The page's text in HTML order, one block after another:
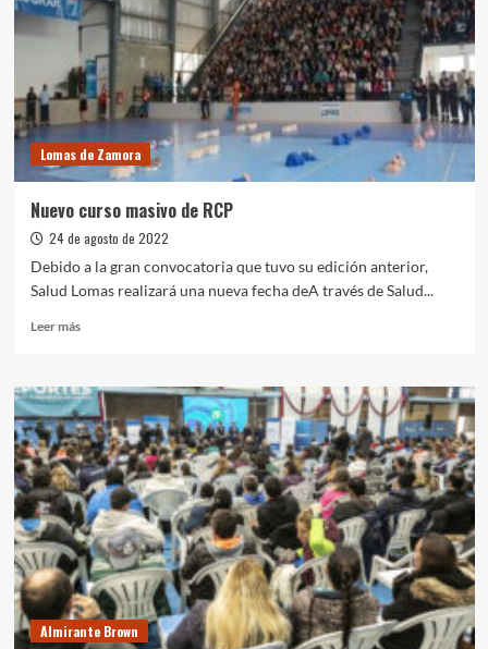
$1.400
millones
en
centros
de
atención
Lomas de Zamora
Nuevo curso masivo de RCP
24 de agosto de 2022
Debido a la gran convocatoria que tuvo su edición anterior,
Salud Lomas realizará una nueva fecha deA través de Salud...
Leer másLeer
Nuevo
curso
masivo
de
RCP
Almirante Brown